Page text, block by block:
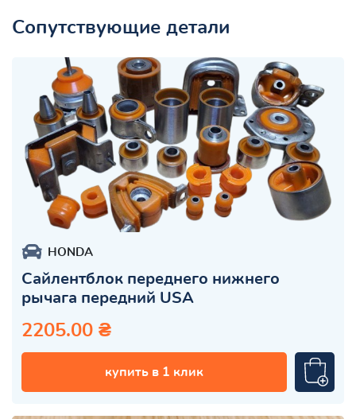
Сопутствующие детали
HONDA
Сайлентблок переднего нижнего
рычага передний USA
2205.00 ₴
купить в 1 клик